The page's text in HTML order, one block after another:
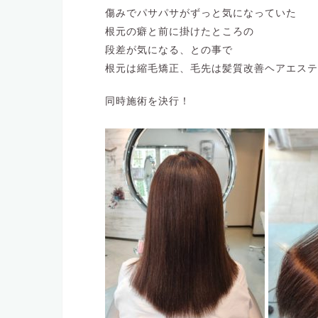
傷みでパサパサがずっと気になっていた
根元の癖と前に掛けたところの
段差が気になる、との事で
根元は縮毛矯正、毛先は髪質改善ヘアエス
同時施術を決行！